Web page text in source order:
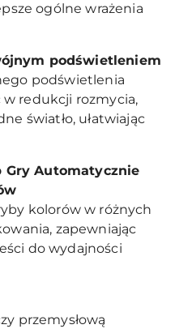
ogólne wrażenia
podświetleniem
podświetlenia
w redukcji rozmycia,
światło, ułatwiając
Gry Automatycznie
kolorów w różnych
zapewniając
do wydajności
przemysłową